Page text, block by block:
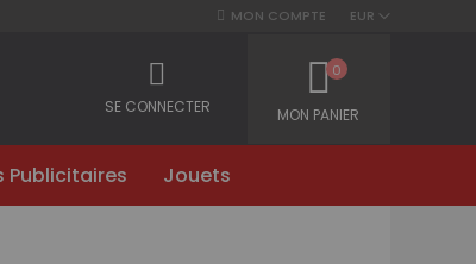
EUR
MON COMPTE
MON PANIER
0
SE CONNECTER
Publicitaires Jouets